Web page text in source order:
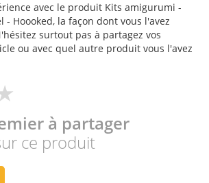
avec le produit Kits amigurumi -
- Hoooked, la façon dont vous l'avez
surtout pas à partagez vos
ou avec quel autre produit vous l'avez
à partager
ce produit